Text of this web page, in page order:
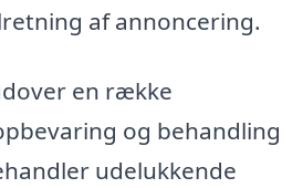
af annoncering.
en række
og behandling
udelukkende